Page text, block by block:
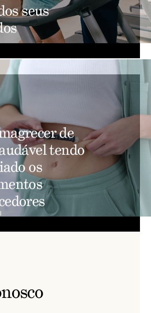
seus
de
tendo
os